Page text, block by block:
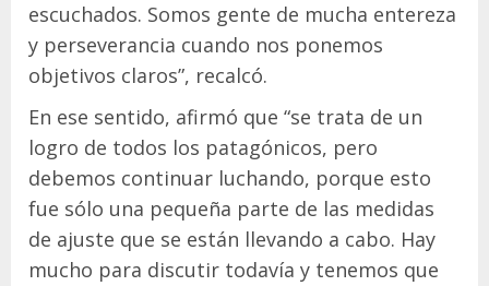
escuchados. Somos gente de mucha entereza
y perseverancia cuando nos ponemos
objetivos claros”, recalcó.
En ese sentido, afirmó que “se trata de un
logro de todos los patagónicos, pero
debemos continuar luchando, porque esto
fue sólo una pequeña parte de las medidas
de ajuste que se están llevando a cabo. Hay
mucho para discutir todavía y tenemos que